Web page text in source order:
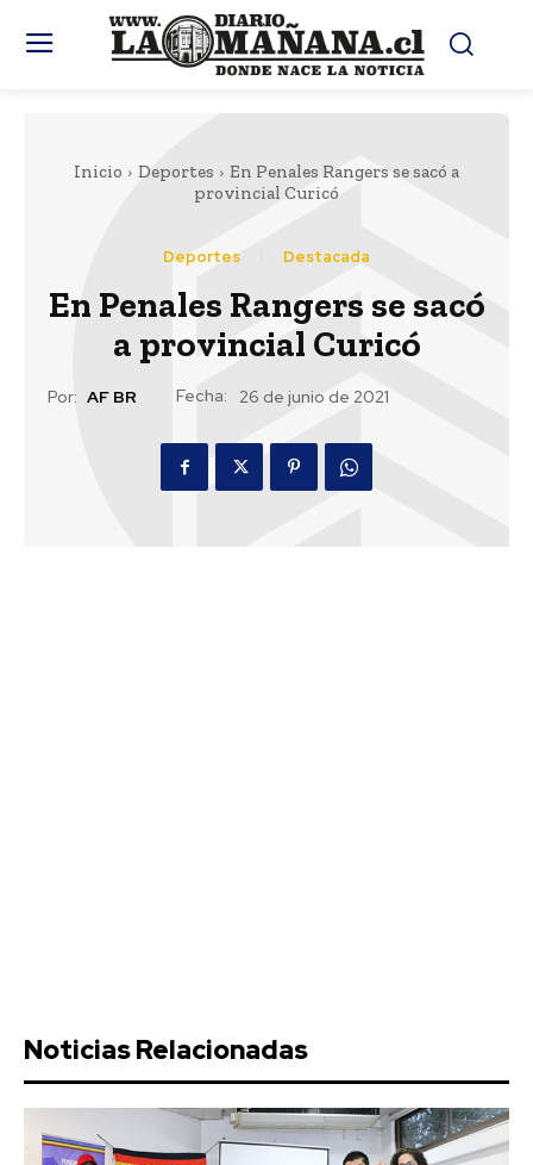
Inicio Deportes
En Penales Rangers se sacó a
provincial Curicó
Deportes Destacada
En Penales Rangers se sacó
a provincial Curicó
Por: AF BR Fecha: 26 de junio de 2021
Noticias Relacionadas